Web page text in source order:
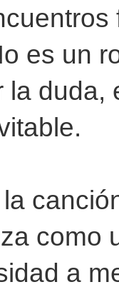
es un
la duda,
como
a